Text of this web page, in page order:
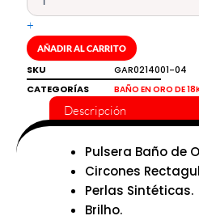
golfi
con
perlas
Brilho
cantidad
+
AÑADIR AL CARRITO
SKU
GAR0214001-04
CATEGORÍAS
BAÑO EN ORO DE
Descripción
Pulsera Baño de
Circones
Perlas Sintéticas.
Brilho.